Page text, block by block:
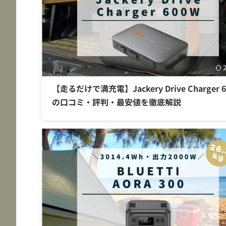
【走るだけで満充電】Jackery Drive Charger
の口コミ・評判・最安値を徹底解説